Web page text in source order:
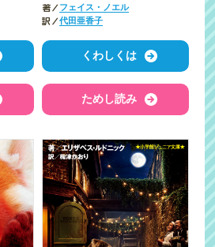
著／フェイス・ノエル
訳／代田亜香子
くわしくは
ためし読み